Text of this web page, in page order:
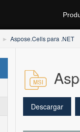
Aspose.Cells para .NET
Descargar